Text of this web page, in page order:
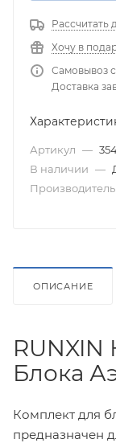
Рассчитать
Хочу в
Самовывоз
Доставка
Артикул —
В наличии —
Производитель
ОПИСАНИЕ
Блока
Комплект для
предназначен